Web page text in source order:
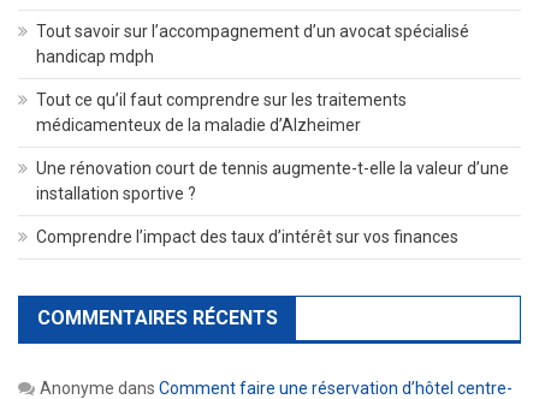
Tout savoir sur l’accompagnement d’un avocat spécialisé
handicap mdph
Tout ce qu’il faut comprendre sur les traitements
médicamenteux de la maladie d’Alzheimer
Une rénovation court de tennis augmente-t-elle la valeur d’une
installation sportive ?
Comprendre l’impact des taux d’intérêt sur vos finances
COMMENTAIRES RÉCENTS
Anonyme dans Comment faire une réservation d’hôtel centre-